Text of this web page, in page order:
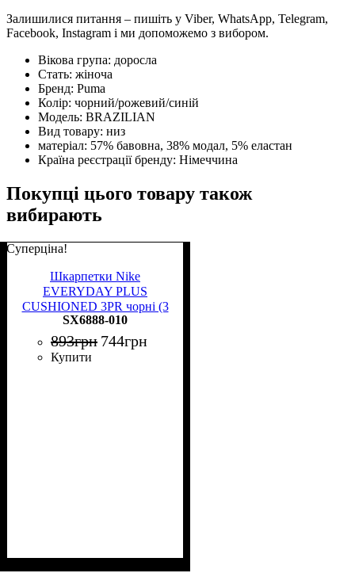
Залишилися питання – пишіть у Viber, WhatsApp, Telegram,
Facebook, Instagram і ми допоможемо з вибором.
Вікова група: доросла
Стать: жіноча
Бренд: Puma
Колір: чорний/рожевий/синій
Модель: BRAZILIAN
Вид товару: низ
матеріал: 57% бавовна, 38% модал, 5% еластан
Країна реєстрації бренду: Німеччина
Покупці цього товару також
вибирають
Суперціна!
Шкарпетки Nike
EVERYDAY PLUS
CUSHIONED 3PR чорні (3
пари) SX6888-010
SX6888-010
893грн 744грн
Купити